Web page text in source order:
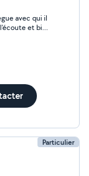
avec qui il
nettoyer a
BRAVO !
Particulier